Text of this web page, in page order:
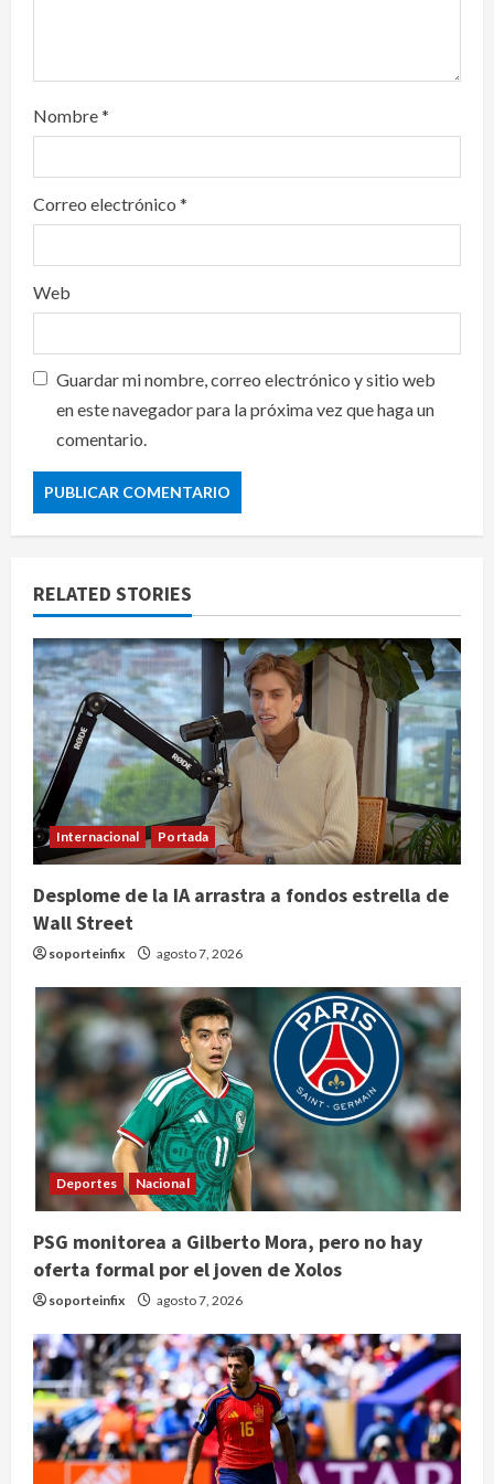
Nombre*
Correo electrónico *
Web
Guardar mi nombre, correo electrónico y sitio web
en este navegador para la próxima vez que haga un
comentario.
RELATED STORIES
Internacional Portada
Desplome de la IA arrastra a fondos estrella de
Wall Street
soporteinfix agosto 7, 2026
Deportes Nacional
PSG monitorea a Gilberto Mora, pero no hay
oferta formal por el joven de Xolos
soporteinfix agosto 7, 2026
Lotería Nacional emite billete por
centenario de la Asociación de
Scouts en México
3
Internacional Portada
Desplome de la IA arrastra a fondos
estrella de Wall Street
agosto 7, 2026